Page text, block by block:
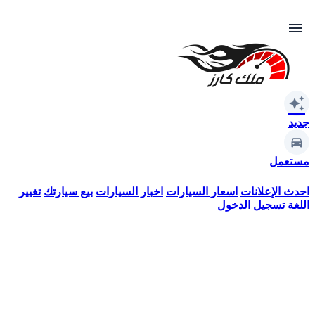
menu
auto_awesome
جديد
مستعمل
احدث الإعلانات اسعار السيارات اخبار السيارات بيع سيارتك تغيير
اللغة تسجيل الدخول